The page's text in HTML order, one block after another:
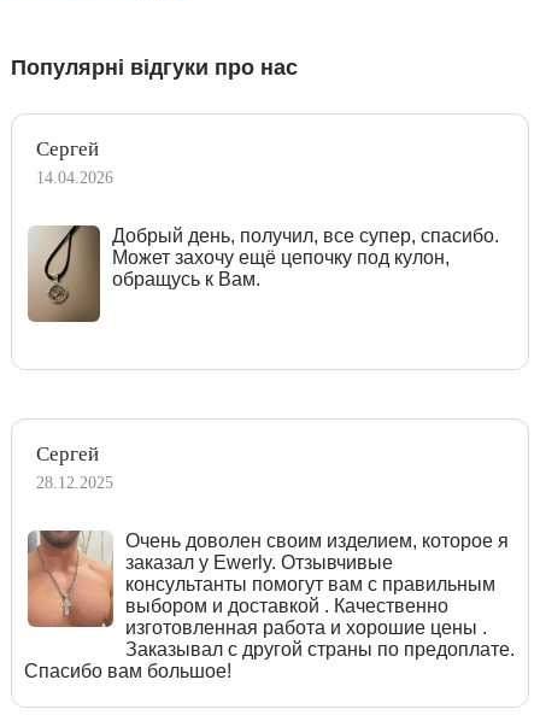
Популярні відгуки про нас
Сергей
14.04.2026
Добрый день, получил, все супер, спасибо.
Может захочу ещё цепочку под кулон,
обращусь к Вам.
Сергей
28.12.2025
Очень доволен своим изделием, которое я
заказал у Ewerly. Отзывчивые
консультанты помогут вам с правильным
выбором и доставкой . Качественно
изготовленная работа и хорошие цены .
Заказывал с другой страны по предоплате.
Спасибо вам большое!